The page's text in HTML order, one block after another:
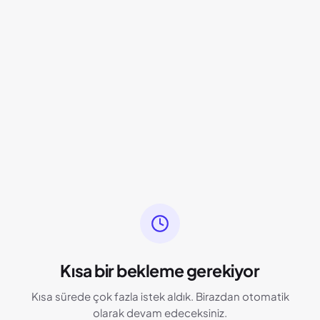
Kısa bir bekleme gerekiyor
Kısa sürede çok fazla istek aldık. Birazdan otomatik
olarak devam edeceksiniz.